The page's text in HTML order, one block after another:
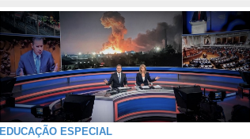
EDUCAÇÃO ESPECIAL